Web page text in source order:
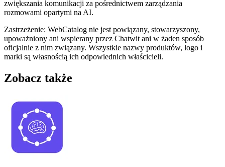
zwiększania komunikacji za pośrednictwem zarządzania
rozmowami opartymi na AI.
Zastrzeżenie: WebCatalog nie jest powiązany, stowarzyszony,
upoważniony ani wspierany przez Chatwit ani w żaden sposób
oficjalnie z nim związany. Wszystkie nazwy produktów, logo i
marki są własnością ich odpowiednich właścicieli.
Zobacz także